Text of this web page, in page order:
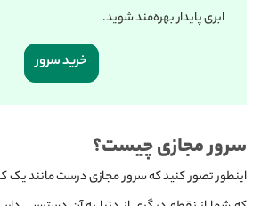
ابری پایدار بهره‌مند شوید.
خرید سرور
سرور مجازی چیست؟
اینطور تصور کنید که سرور مجازی درست مانند یک